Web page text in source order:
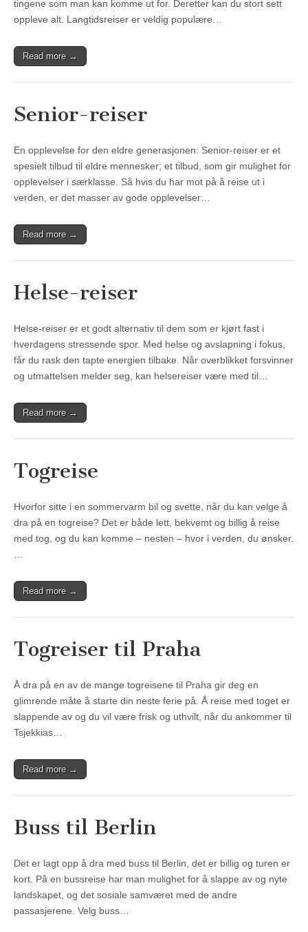
tingene som man kan komme ut for. Deretter kan du stort sett
oppleve alt. Langtidsreiser er veldig populære…
Read more →
Senior-reiser
En opplevelse for den eldre generasjonen: Senior-reiser er et
spesielt tilbud til eldre mennesker; et tilbud, som gir mulighet for
opplevelser i særklasse. Så hvis du har mot på å reise ut i
verden, er det masser av gode opplevelser…
Read more →
Helse-reiser
Helse-reiser er et godt alternativ til dem som er kjørt fast i
hverdagens stressende spor. Med helse og avslapning i fokus,
får du rask den tapte energien tilbake. Når overblikket forsvinner
og utmattelsen melder seg, kan helsereiser være med til…
Read more →
Togreise
Hvorfor sitte i en sommervarm bil og svette, når du kan velge å
dra på en togreise? Det er både lett, bekvemt og billig å reise
med tog, og du kan komme – nesten – hvor i verden, du ønsker.
…
Read more →
Togreiser til Praha
Å dra på en av de mange togreisene til Praha gir deg en
glimrende måte å starte din neste ferie på. Å reise med toget er
slappende av og du vil være frisk og uthvilt, når du ankommer til
Tsjekkias…
Read more →
Buss til Berlin
Det er lagt opp å dra med buss til Berlin, det er billig og turen er
kort. På en bussreise har man mulighet for å slappe av og nyte
landskapet, og det sosiale samværet med de andre
passasjerene. Velg buss…